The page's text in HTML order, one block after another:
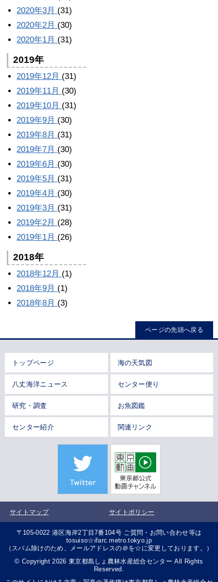
2020年3月 (31)
2020年2月 (30)
2020年1月 (31)
2019年
2019年12月 (31)
2019年11月 (30)
2019年10月 (31)
2019年9月 (30)
2019年8月 (31)
2019年7月 (30)
2019年6月 (30)
2019年5月 (31)
2019年4月 (30)
2019年3月 (31)
2019年2月 (28)
2019年1月 (26)
2018年
2018年12月 (1)
2018年9月 (1)
2018年8月 (3)
ページの先頭へ戻る
トップページ 海の天気図
八丈海洋ニュース センター便り
研究・調査 お魚図鑑
センター紹介 関連リンク
サイトマップ サイトポリシー
〒105-0022 港区海岸2丁目7番104号 ご質問・お問い合わせ等は
tosuiso☆ifarc.metro.tokyo.jp
（スパム除けのため、メールアドレスの＠を☆に変更しております。）
© Copyright 2026 東京都島しょ農林水産総合センター All Rights
Reserved.